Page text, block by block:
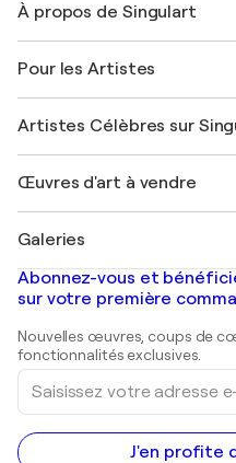
Expédition
Offrir une carte cadeau
Rejoignez notre
Mon compte
+33 1 76 44 06 42
À propos de Singulart
FAQ
Magazine Singulart
Emplois
Découvrez une sélection
Pour les Artistes
Se connecter en tant
Artistes Célèbres sur
Marc Chagall
Banksy
Mr. Brainwash
Shepard Fairey
Œuvres d'art à vendre
Tableaux abstraits à vendre
Peintures de paysage
Estampes
Peintures acryliques
Galeries
Galeries d'art en France
Galeries d'art en Belgique
Abonnez-vous et
sur votre première
Nouvelles œuvres, coups de
fonctionnalités exclusives.
Saisissez
votre
adresse
e-
mail
J'en profite